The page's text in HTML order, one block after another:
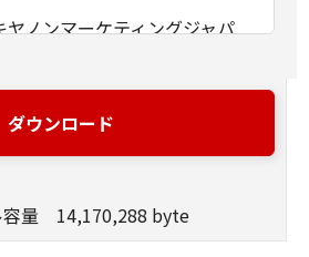
ヤノンマーケティングジャパ
ウェアがユーザーの特定の目
当であること、もしくは有用
証もいたしません。
ヤノンマーケティングジャパ
ダウンロード
容量 14,170,288 byte